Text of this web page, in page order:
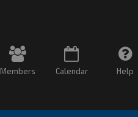
Members Calendar Help